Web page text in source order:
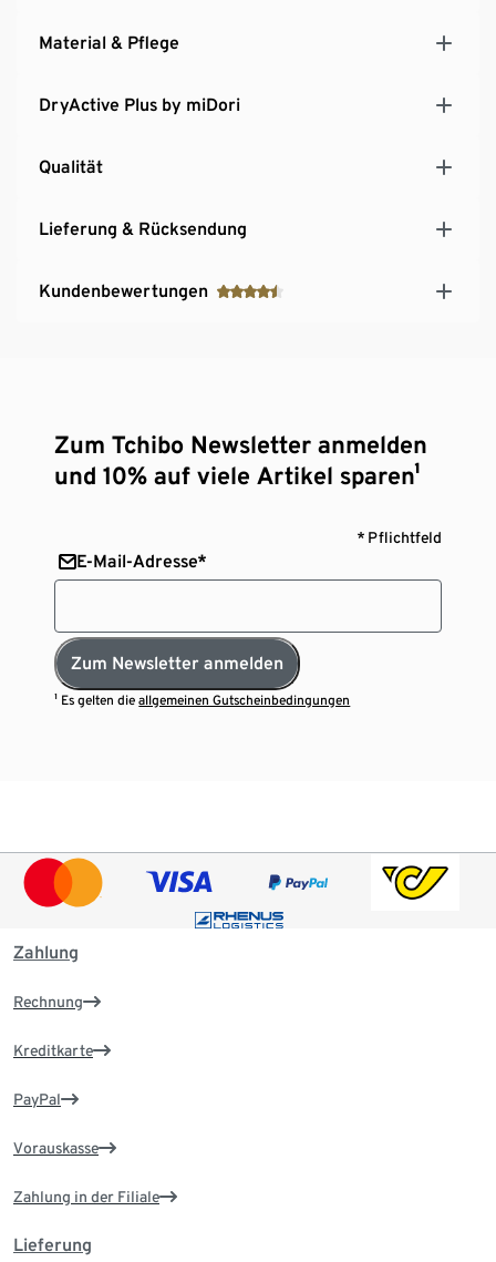
Material & Pflege
DryActive Plus by miDori
Qualität
Lieferung & Rücksendung
Kundenbewertungen
Zum Tchibo Newsletter anmelden
und 10% auf viele Artikel sparen¹
* Pflichtfeld
E-Mail-Adresse*
Zum Newsletter anmelden
¹ Es gelten dieallgemeinen Gutscheinbedingungen
Zahlung
Rechnung
Kreditkarte
PayPal
Vorauskasse
Zahlung in der Filiale
Lieferung